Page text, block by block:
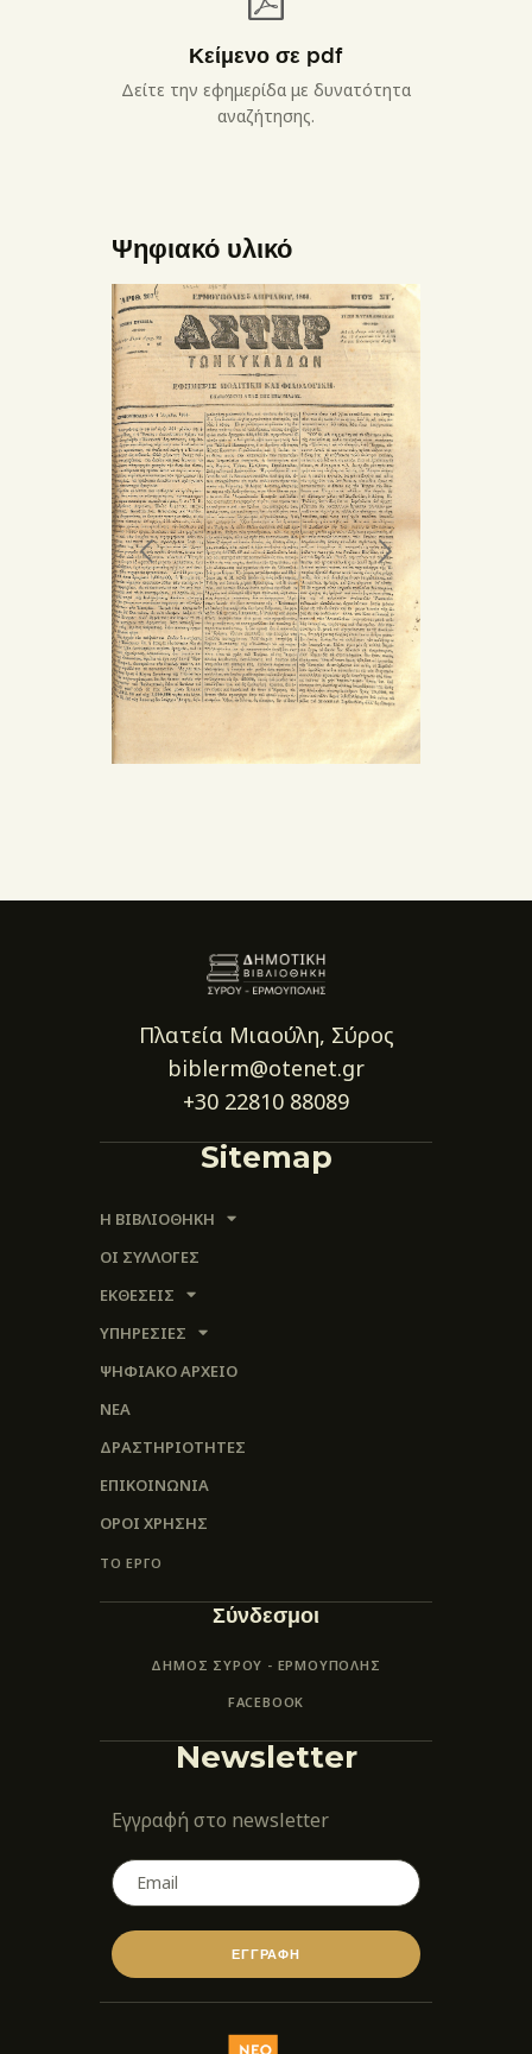
Κείμενο σε pdf
Δείτε την εφημερίδα με δυνατότητα
αναζήτησης.
Ψηφιακό υλικό
Πλατεία Μιαούλη, Σύρος
biblerm@otenet.gr
+30 22810 88089
Sitemap
Η ΒΙΒΛΙΟΘΗΚΗ
ΟΙ ΣΥΛΛΟΓΈΣ
ΕΚΘΕΣΕΙΣ
ΥΠΗΡΕΣΙΕΣ
ΨΗΦΙΑΚΌ ΑΡΧΕΊΟ
ΝΕΑ
ΔΡΑΣΤΗΡΙΟΤΗΤΕΣ
ΕΠΙΚΟΙΝΩΝΊΑ
ΌΡΟΙ ΧΡΉΣΗΣ
ΤΟ ΕΡΓΟ
Σύνδεσμοι
ΔΗΜΟΣ ΣΥΡΟΥ - ΕΡΜΟΎΠΟΛΗΣ
FACEBOOK
Newsletter
Εγγραφή στο newsletter
ΕΓΓΡΑΦΗ